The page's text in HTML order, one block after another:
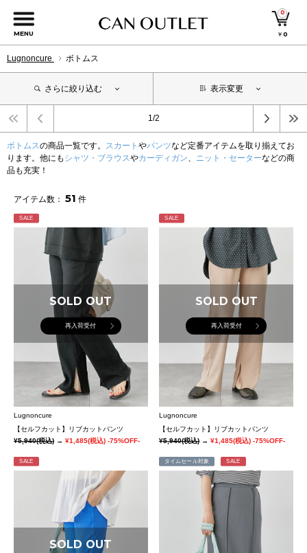
MENU
0
￥0
Lugnoncure ボトムス
さらに絞り込む 表示変更
1/2
ボトムスの商品一覧です。 スカート やパンツなど定番アイテムを取り揃えてお
ります。他にも シャツ・ブラウスやカーディガン、 ニット・セーターなどの商
品も充実！
アイテム数： 51 件
SALE
SOLD OUT
再入荷受付
Lugnoncure
【セルフカット】リブカットパンツ
¥5,940(税込) → ¥1,485(税込) -75%OFF-
SALE
SOLD OUT
再入荷受付
Lugnoncure
【セルフカット】リブカットパンツ
¥5,940(税込)→¥1,485(税込) -75%OFF-
SALE
SOLD OUT
タイムセール対象 SALE